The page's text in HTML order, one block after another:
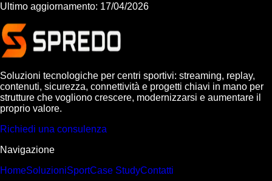
Ultimo aggiornamento: 17/04/2026
Soluzioni tecnologiche per centri sportivi: streaming, replay,
contenuti, sicurezza, connettività e progetti chiavi in mano per
strutture che vogliono crescere, modernizzarsi e aumentare il
proprio valore.
Richiedi una consulenza
Navigazione
HomeSoluzioniSportCase StudyContatti